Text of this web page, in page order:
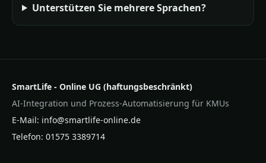
Unterstützen Sie mehrere Sprachen?
SmartLife - Online UG (haftungsbeschränkt)
AI-Integration und Prozess-Automatisierung für KMUs
E‑Mail: info@smartlife-online.de
Telefon: 01575 3389714